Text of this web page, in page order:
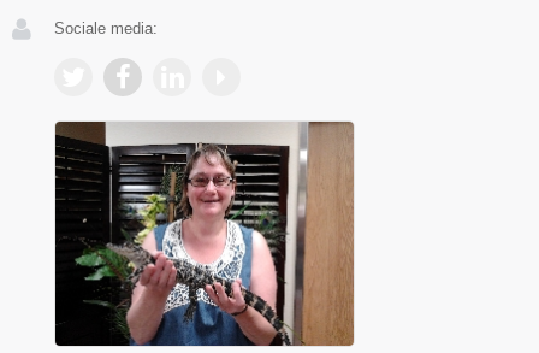
Sociale media: